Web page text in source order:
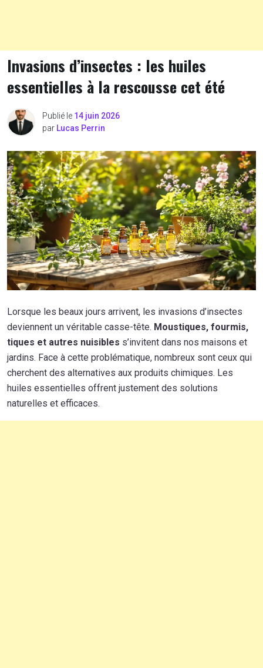
Invasions d’insectes : les huiles
essentielles à la rescousse cet été
Publié le 14 juin 2026
par Lucas Perrin
Lorsque les beaux jours arrivent, les invasions d’insectes
deviennent un véritable casse-tête. Moustiques, fourmis,
tiques et autres nuisibles s’invitent dans nos maisons et
jardins. Face à cette problématique, nombreux sont ceux qui
cherchent des alternatives aux produits chimiques. Les
huiles essentielles offrent justement des solutions
naturelles et efficaces.